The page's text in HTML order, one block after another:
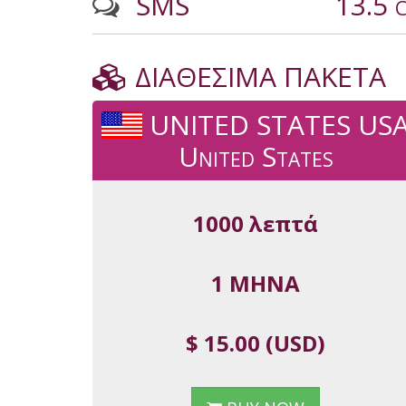
ΔΙΑΘΕΣΙΜΑ ΠΑΚΕΤΑ
UNITED STATES
United States
1000 λεπτά
1 ΜΗΝΑ
$ 15.00 (USD)